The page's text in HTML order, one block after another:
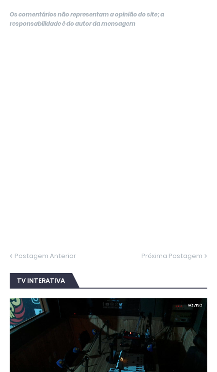
Os comentários não representam a opinião do site; a
responsabilidade é do autor da mensagem
Postagem Anterior Próxima Postagem
TV INTERATIVA